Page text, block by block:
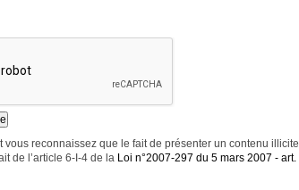
vous reconnaissez que le fait de présenter un contenu illicite
de l’article 6-I-4 de la Loi n°2007-297 du 5 mars 2007 - art.